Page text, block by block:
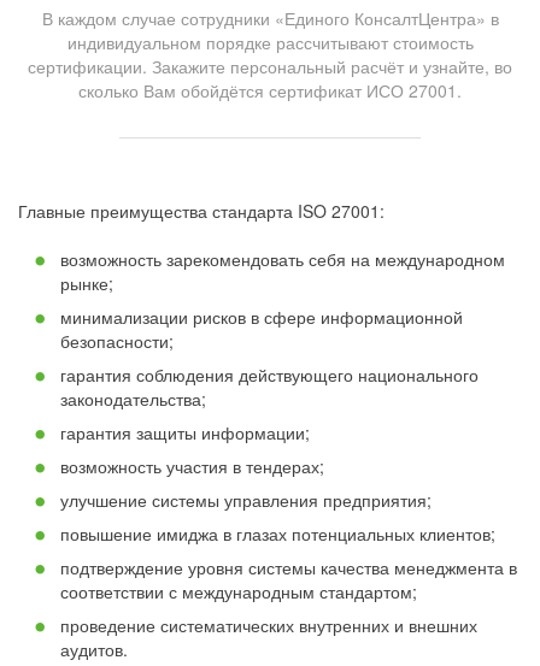
В каждом случае сотрудники «Единого КонсалтЦентра» в
индивидуальном порядке рассчитывают стоимость
сертификации. Закажите персональный расчёт и узнайте, во
сколько Вам обойдётся сертификат ИСО 27001.
Главные преимущества стандарта ISO 27001:
возможность зарекомендовать себя на международном
рынке;
минимализации рисков в сфере информационной
безопасности;
гарантия соблюдения действующего национального
законодательства;
гарантия защиты информации;
возможность участия в тендерах;
улучшение системы управления предприятия;
повышение имиджа в глазах потенциальных клиентов;
подтверждение уровня системы качества менеджмента в
соответствии с международным стандартом;
проведение систематических внутренних и внешних
аудитов.